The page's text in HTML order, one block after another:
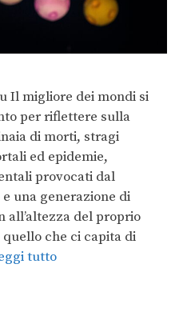
Il migliore dei mondi si
per riflettere sulla
di morti, stragi
ed epidemie,
provocati dal
una generazione di
all’altezza del proprio
che ci capita di
tutto